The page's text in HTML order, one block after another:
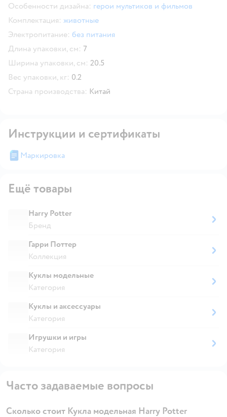
Особенности дизайна: герои мультиков и фильмов
Комплектация: животные
Электропитание: без питания
Длина упаковки, см: 7
Ширина упаковки, см: 20.5
Вес упаковки, кг: 0.2
Страна производства: Китай
Инструкции и сертификаты
Маркировка
Ещё товары
Harry Potter
Бренд
Гарри Поттер
Коллекция
Куклы модельные
Категория
Куклы и аксессуары
Категория
Игрушки и игры
Категория
Часто задаваемые вопросы
Сколько стоит Кукла модельная Harry Potter